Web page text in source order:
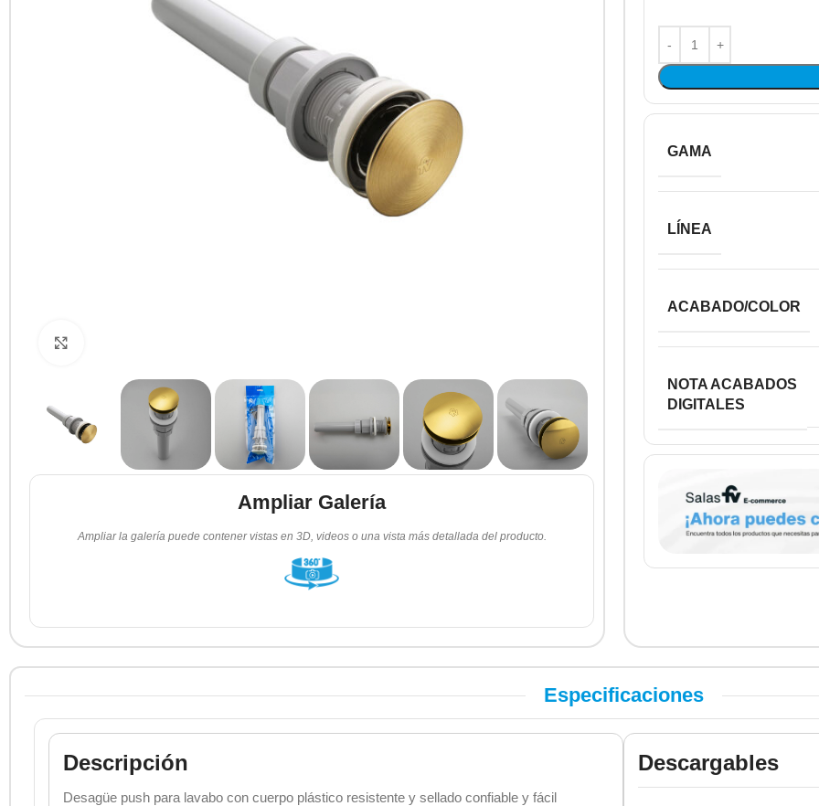
Ampliar Galería
Ampliar la galería puede contener vistas en 3D, videos o una vista más detallada del producto.
GAMA
LÍNEA
ACABADO/COLOR
NOTA ACABADOS
DIGITALES
Especificaciones
Descripción
Desagüe push para lavabo con cuerpo plástico resistente y sellado confiable y fácil
Descargables